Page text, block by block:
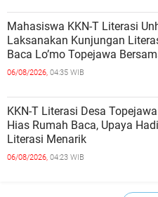
Mahasiswa KKN-T Literasi
Laksanakan Kunjungan
Baca Lo’mo Topejawa
SDN 66 Kajang
06/08/2026, 04:35 WIB
KKN-T Literasi Desa
Hias Rumah Baca, Upaya
Literasi Menarik
06/08/2026, 04:23 WIB